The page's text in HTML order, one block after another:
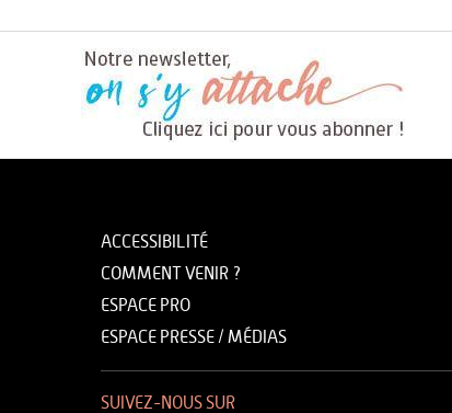
ACCESSIBILITÉ
COMMENT VENIR ?
ESPACE PRO
ESPACE PRESSE / MÉDIAS
SUIVEZ-NOUS SUR